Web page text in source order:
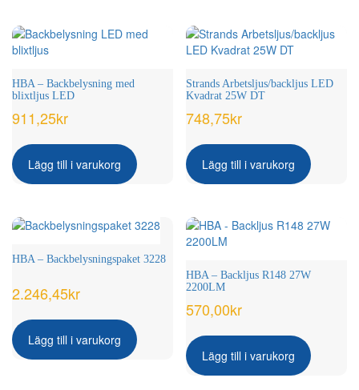
HBA – Backbelysning med
blixtljus LED
911,25kr
Lägg till i varukorg
Strands Arbetsljus/backljus LED
Kvadrat 25W DT
748,75kr
Lägg till i varukorg
HBA – Backbelysningspaket 3228
2.246,45kr
Lägg till i varukorg
HBA – Backljus R148 27W
2200LM
570,00kr
Lägg till i varukorg